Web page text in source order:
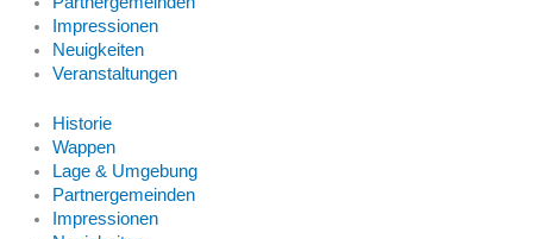
Impressionen
Neuigkeiten
Veranstaltungen
Historie
Wappen
Lage & Umgebung
Partnergemeinden
Impressionen